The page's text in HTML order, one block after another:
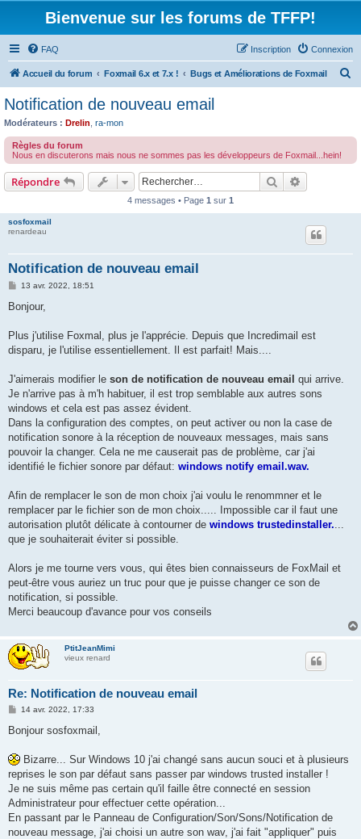
Bienvenue sur les forums de TFFP!
FAQ Connexion
Inscription
Accueil du forum Foxmail 6.x et 7.x ! Bugs et Améliorations de Foxmail
Notification de nouveau email
Modérateurs : Drelin ra-mon
Règles du forum
Nous en discuterons mais nous ne sommes pas les développeurs de Foxmail...hein!
Répondre Rechercher
4 messages • Page 1 sur 1
sosfoxmail
renardeau
Notification de nouveau email
M
s
g
13 avr. 2022, 18:51
Bonjour,
Plus j'utilise Foxmal, plus je l'apprécie. Depuis que Incredimail est
disparu, je l'utilise essentiellement. Il est parfait! Mais....
J'aimerais modifier le son de notification de nouveau email qui arrive.
Je n'arrive pas à m'h habituer, il est trop semblable aux autres sons
windows et cela est pas assez évident.
Dans la configuration des comptes, on peut activer ou non la case de
notification sonore à la réception de nouveaux messages, mais sans
pouvoir la changer. Cela ne me causerait pas de problème, car j'ai
identifié le fichier sonore par défaut: windows notify email.wav.
Afin de remplacer le son de mon choix j'ai voulu le renommner et le
remplacer par le fichier son de mon choix..... Impossible car il faut une
autorisation plutôt délicate à contourner de windows trustedinstaller....
que je souhaiterait éviter si possible.
Alors je me tourne vers vous, qui êtes bien connaisseurs de FoxMail et
peut-être vous auriez un truc pour que je puisse changer ce son de
notification, si possible.
Merci beaucoup d'avance pour vos conseils
PtitJeanMimi
vieux renard
Re: Notification de nouveau email
M
s
g
e
14 avr. 2022, 17:33
Bonjour sosfoxmail,
Bizarre... Sur Windows 10 j'ai changé sans aucun souci et à plusieurs
reprises le son par défaut sans passer par windows trusted installer !
Je ne suis même pas certain qu'il faille être connecté en session
Administrateur pour effectuer cette opération...
En passant par le Panneau de Configuration/Son/Sons/Notification de
nouveau message, j'ai choisi un autre son wav, j'ai fait "appliquer" puis